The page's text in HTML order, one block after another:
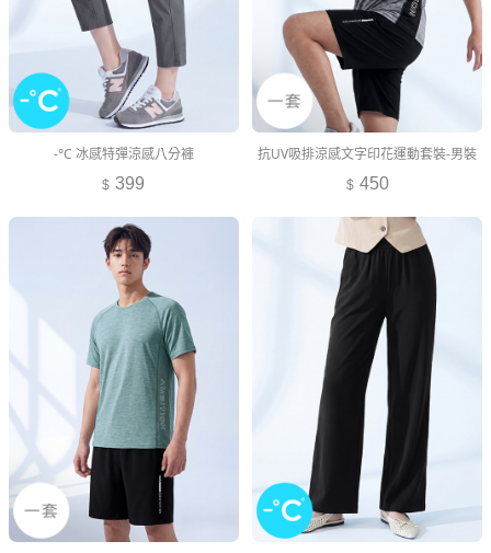
-°C 冰感特彈涼感八分褲
399
抗UV吸排涼感文字印花運動套裝-男裝
450